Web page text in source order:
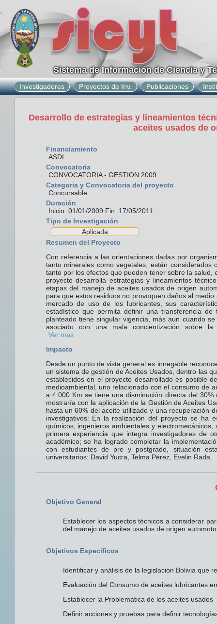
Sistema de Información de Ciencia y
Investigadores Proyectos de Inv. Publicaciones
Desarrollo de estrategias y lineamientos
aceites usados de
Financiamiento
ASDI
Convocatoria
CONVOCATORIA - GESTION 2009
Categoria y Convocatoria del proyecto
Concursable
Duración
Inicio: 01/01/2009 Fin: 17/05/2011
Tipo de Investigación
Aplicada
Resumen del Proyecto
Con referencia a las orientaciones dadas por
tanto minerales como vegetales, están
tanto por los efectos que pueden tener sobre la
proyecto desarrolla estrategias y lineamientos
etapas del manejo de aceites usados de origen
para que estos residuos no provoquen daños al
mercado de uso de los lubricantes, sus
estadístico que permita definir una transferencia
planteado tiene singular vigencia, más aun cuando
asociado con una mala concientización sobre
Ver mas
Impacto
Desde un punto de vista general es innegable
un sistema de gestión de Aceites Usados, dentro las
establecidos en el proyecto desarrollado es posible
medioambiental, uno relacionado con el consumo de
a 4.000 Km se tiene una disminución directa del
mostraría con la aplicación de la Gestión de Aceites
hasta un 60% del aceite utilizado y una recuperación
investigativos: En la realización del proyecto se ha
químicos, ingenieros ambientales y
primera experiencia que integra investigadores de
académico; se ha logrado completar la
con estudiantes de pre y postgrado, situación
universitarios: David Yucra, Telma Pérez, Evelin Rada.
Objetivo General
Establecer los aspectos técnicos a considerar
del manejo de aceites usados de origen
Objetivos Especificos
Identificar y análisis de la legislación Bolivia que
Evaluación del Consumo de aceites lubricantes
Establecer la Problemática de los aceites usados
Definir acciones y pruebas para definir